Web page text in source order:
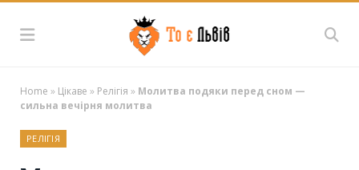
Home » Цікаве » Релігія » Молитва подяки перед сном —
сильна вечірня молитва
РЕЛІГІЯ